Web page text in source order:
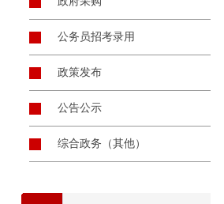
公务员招考录用
政策发布
公告公示
综合政务（其他）